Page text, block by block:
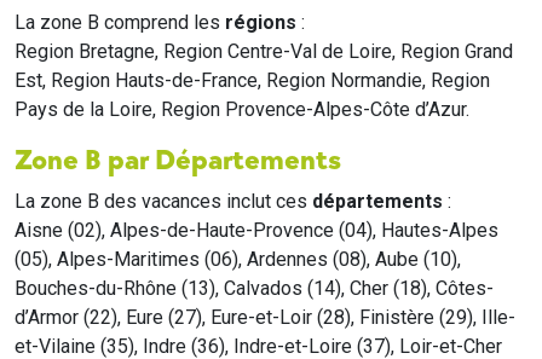
La zone B comprend les régions :
Region Bretagne, Region Centre-Val de Loire, Region Grand
Est, Region Hauts-de-France, Region Normandie, Region
Pays de la Loire, Region Provence-Alpes-Côte d’Azur.
Zone B par Départements
La zone B des vacances inclut ces départements :
Aisne (02), Alpes-de-Haute-Provence (04), Hautes-Alpes
(05), Alpes-Maritimes (06), Ardennes (08), Aube (10),
Bouches-du-Rhône (13), Calvados (14), Cher (18), Côtes-
d’Armor (22), Eure (27), Eure-et-Loir (28), Finistère (29), Ille-
et-Vilaine (35), Indre (36), Indre-et-Loire (37), Loir-et-Cher